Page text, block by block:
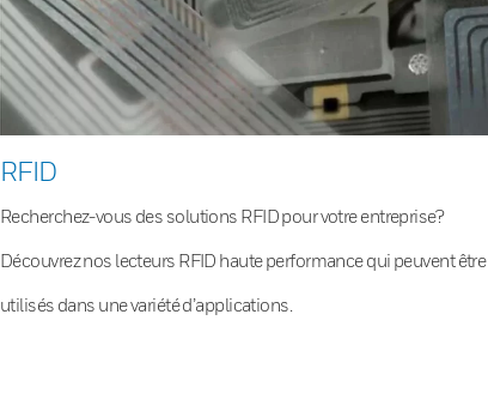
RFID
Recherchez-vous des solutions RFID pour votre entreprise?
Découvrez nos lecteurs RFID haute performance qui peuvent être
utilisés dans une variété d’applications.